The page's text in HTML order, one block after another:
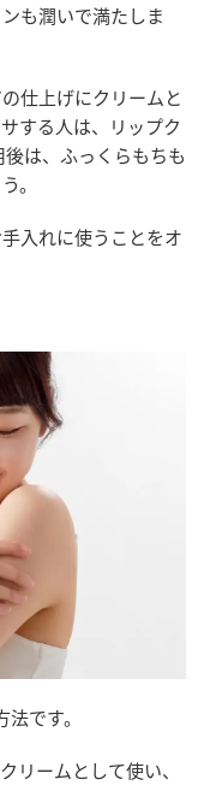
も潤いで満たしま
仕上げにクリームと
する人は、リップク
は、ふっくらもちも
。
入れに使うことをオ
です。
リームとして使い、